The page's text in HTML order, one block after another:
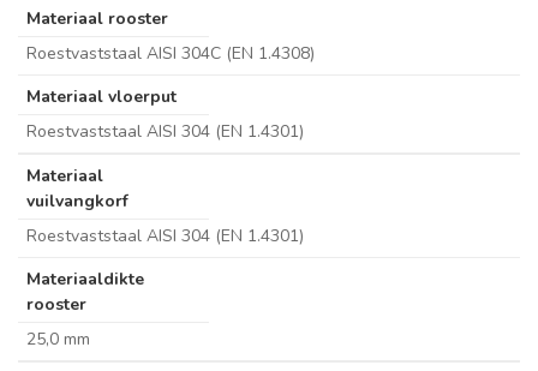
Materiaal rooster
Roestvaststaal AISI 304C (EN 1.4308)
Materiaal vloerput
Roestvaststaal AISI 304 (EN 1.4301)
Materiaal
vuilvangkorf
Roestvaststaal AISI 304 (EN 1.4301)
Materiaaldikte
rooster
25,0 mm